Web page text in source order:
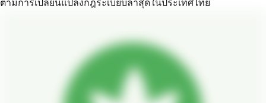
ตามการเปลี่ยนแปลงกฎระเบียบล่าสุดในประเทศไทย